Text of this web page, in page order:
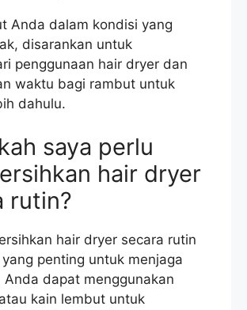
Anda dalam kondisi yang
disarankan untuk
penggunaan hair dryer dan
waktu bagi rambut untuk
dahulu.
saya perlu
hair dryer
rutin?
hair dryer secara rutin
penting untuk menjaga
Anda dapat menggunakan
kain lembut untuk